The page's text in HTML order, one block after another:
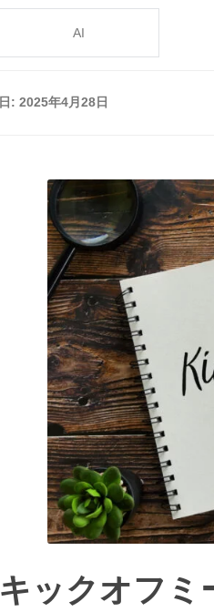
AI
日: 2025年4月28日
キックオフミ